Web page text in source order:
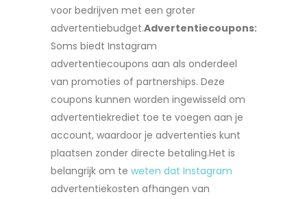
voor bedrijven met een groter
advertentiebudget.Advertentiecoupons:
Soms biedt Instagram
advertentiecoupons aan als onderdeel
van promoties of partnerships. Deze
coupons kunnen worden ingewisseld om
advertentiekrediet toe te voegen aan je
account, waardoor je advertenties kunt
plaatsen zonder directe betaling.Het is
belangrijk om te weten dat Instagram
advertentiekosten afhangen van